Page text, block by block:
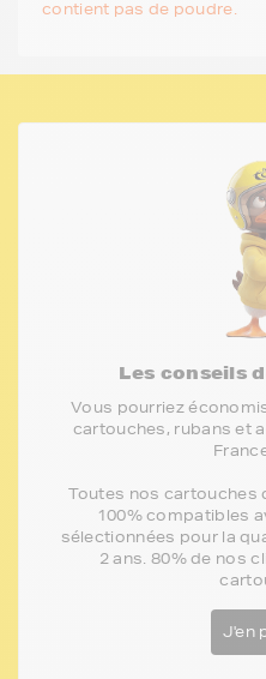
contient pas de poudre.
Les conseils
Vous pourriez
cartouches, rubans et
Toutes nos cartouches
100% compatibles
sélectionnées pour la
2 ans. 80% de nos
J'en